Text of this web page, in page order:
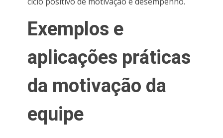
Exemplos e
aplicações práticas
da motivação da
equipe